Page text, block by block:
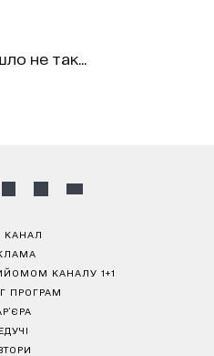
не так...
КАНАЛ
КАНАЛУ 1+1
ПРОГРАМ